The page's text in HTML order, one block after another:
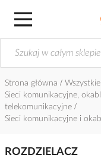
Strona główna
Sieci komunikacyjne,
telekomunikacyjne
Sieci komunikacyjne i
ROZDZIELACZ